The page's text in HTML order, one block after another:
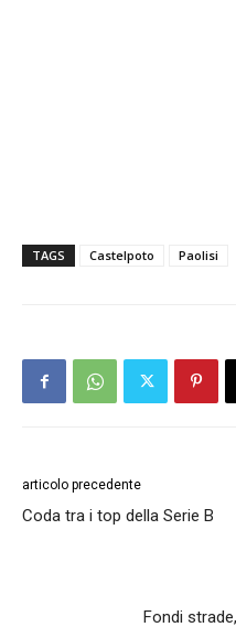
TAGS Castelpoto Paolisi
articolo precedente
Coda tra i top della Serie B
Fondi